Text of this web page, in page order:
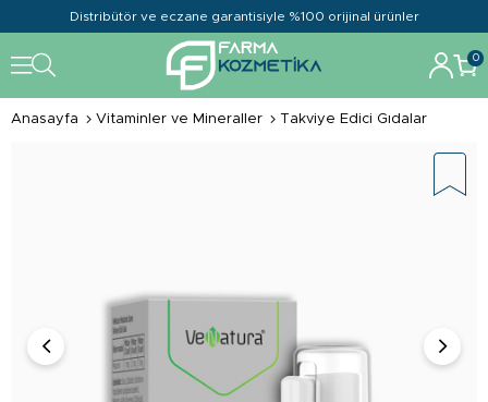
Distribütör ve eczane garantisiyle %100 orijinal ürünler
0
Anasayfa Vitaminler ve Mineraller Takviye Edici Gıdalar